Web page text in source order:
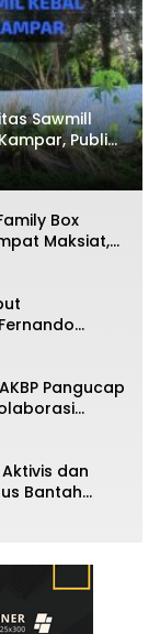
Sawmill
Publik
Hukum Polres
Box
Maksiat,
Lakukan
Pangucap
Karhutla
dan
Bantah
Sufmi Dasco